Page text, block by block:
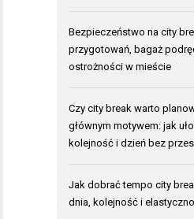
Bezpieczeństwo na city
przygotowań, bagaż
ostrożności w mieście
Czy city break warto
głównym motywem: jak
kolejność i dzień bez
Jak dobrać tempo city
dnia, kolejność i